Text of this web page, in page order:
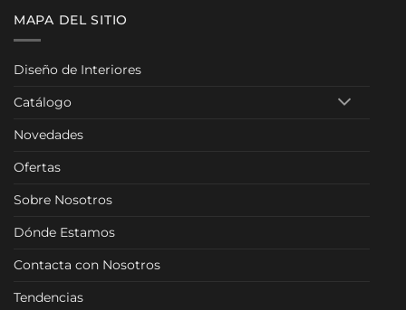
MAPA DEL SITIO
Diseño de Interiores
Catálogo
Novedades
Ofertas
Sobre Nosotros
Dónde Estamos
Contacta con Nosotros
Tendencias